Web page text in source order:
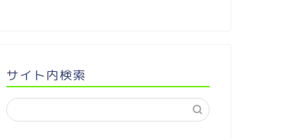
サイト内検索